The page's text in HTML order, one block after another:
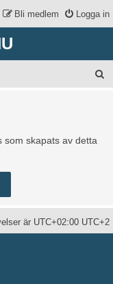
Logga in
Bli medlem
som skapats av detta
är UTC+02:00 UTC+2